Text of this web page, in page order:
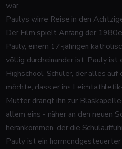
war.
Paulys wirre Reise in den
Der Film spielt Anfang der
Pauly, einem 17-jährigen
völlig durcheinander ist. Pauly ist
Highschool-Schüler, der alles
möchte, dass er ins
Mutter drängt ihn zur
allem eins - näher an den neuen
herankommen, der die
Pauly ist ein